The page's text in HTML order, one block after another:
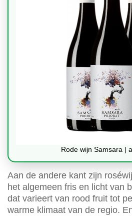
Rode wijn Samsara |
Aan de andere kant zijn
het algemeen fris en licht van
dat varieert van rood fruit tot
warme klimaat van de regio.